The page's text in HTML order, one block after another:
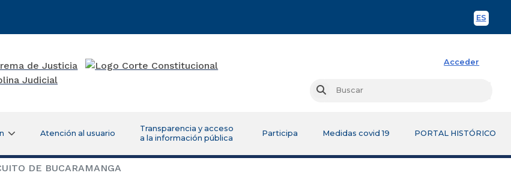
ES
Acceder
Buscar
Atención al usuario
Transparencia y acceso
a la información pública
Participa Medidas covid 19 PORTAL HISTÓRICO
DE BUCARAMANGA